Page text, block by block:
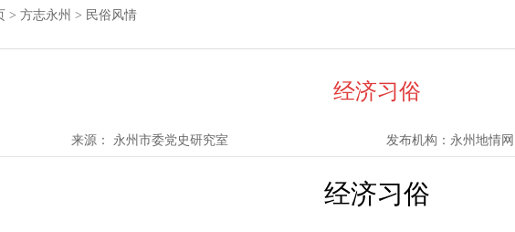
> 方志永州 > 民俗风情
经济习俗
来源： 永州市委党史研究室 发布机构： 永州地情网
经济习俗